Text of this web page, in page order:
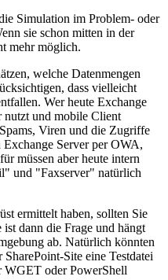
Simulation im Problem- oder
sie schon mitten in der
mehr möglich.
welche Datenmengen
dass vielleicht
Wer heute Exchange
nutzt und mobile Client
Viren und die Zugriffe
Server per OWA,
müssen aber heute intern
und "Faxserver" natürlich
ermittelt haben, sollten Sie
dann die Frage und hängt
ab. Natürlich könnten
Site eine Testdatei
WGET oder PowerShell